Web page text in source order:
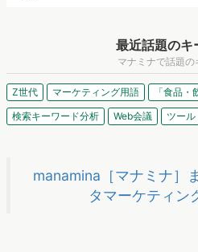
最近話題のキ
マナミナで話題の
Z世代 マーケティング用語 「食品
検索キーワード分析
Web会議 ツール
manamina［マナミナ］
タマーケティン